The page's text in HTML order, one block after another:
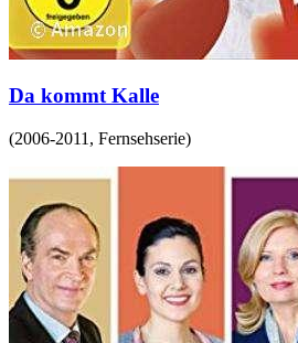
Da kommt Kalle
(2006-2011 , Fernsehserie)